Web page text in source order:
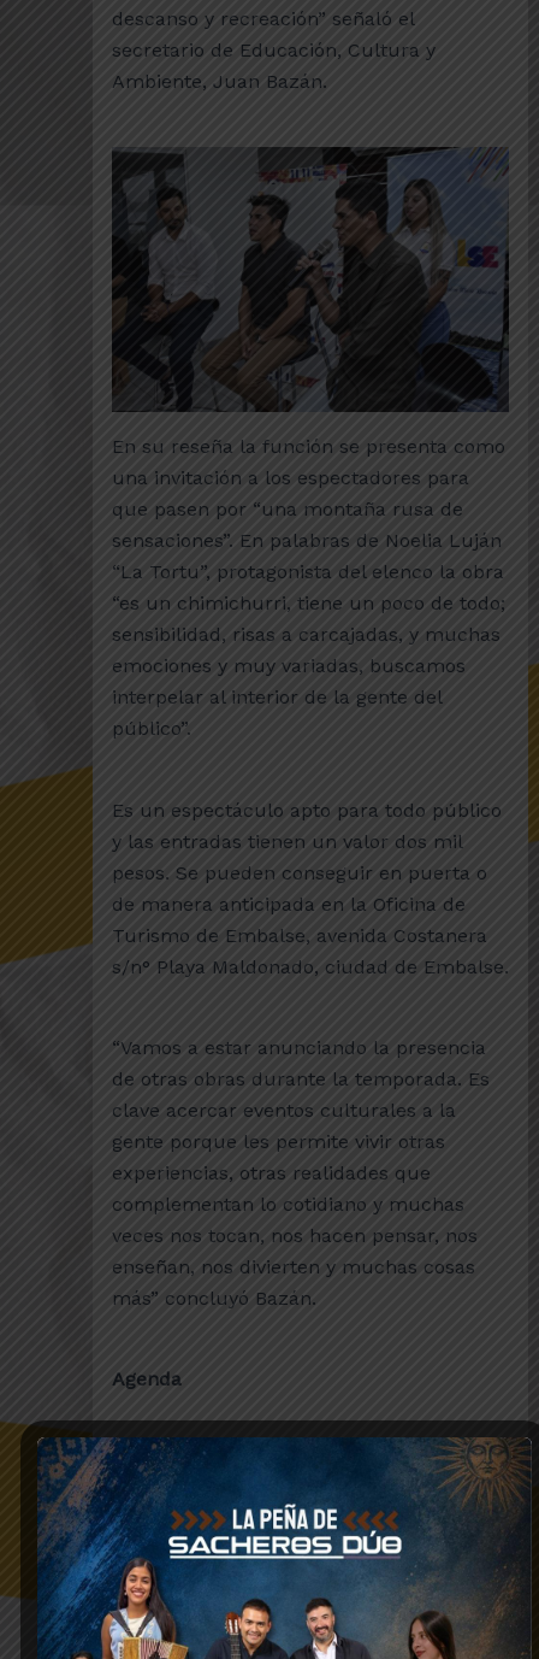
descanso y recreación” señaló el
secretario de Educación, Cultura y
Ambiente, Juan Bazán.
En su reseña la función se presenta como
una invitación a los espectadores para
que pasen por “una montaña rusa de
sensaciones”. En palabras de Noelia Luján
“La Tortu”, protagonista del elenco la obra
“es un chimichurri, tiene un poco de todo;
sensibilidad, risas a carcajadas, y muchas
emociones y muy variadas, buscamos
interpelar al interior de la gente del
público”.
Es un espectáculo apto para todo público
y las entradas tienen un valor dos mil
pesos. Se pueden conseguir en puerta o
de manera anticipada en la Oficina de
Turismo de Embalse, avenida Costanera
s/n° Playa Maldonado, ciudad de Embalse.
“Vamos a estar anunciando la presencia
de otras obras durante la temporada. Es
clave acercar eventos culturales a la
gente porque les permite vivir otras
experiencias, otras realidades que
complementan lo cotidiano y muchas
veces nos tocan, nos hacen pensar, nos
enseñan, nos divierten y muchas cosas
más” concluyó Bazán.
Agenda
Entre las actividades destacadas de la
temporada turística 2014 se encuentran:
Astroturismo, todos los jueves de enero